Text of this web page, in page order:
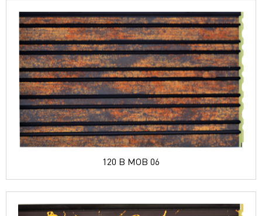
120 B MOB 06